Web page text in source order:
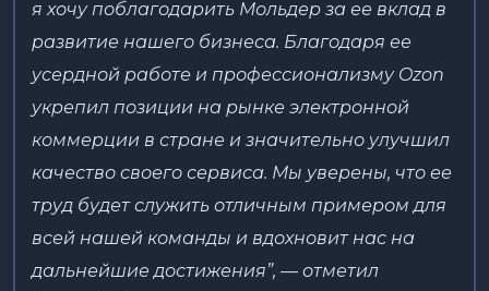
я хочу поблагодарить Мольдер за ее вклад в
развитие нашего бизнеса. Благодаря ее
усердной работе и профессионализму Ozon
укрепил позиции на рынке электронной
коммерции в стране и значительно улучшил
качество своего сервиса. Мы уверены, что ее
труд будет служить отличным примером для
всей нашей команды и вдохновит нас на
дальнейшие достижения”, — отметил